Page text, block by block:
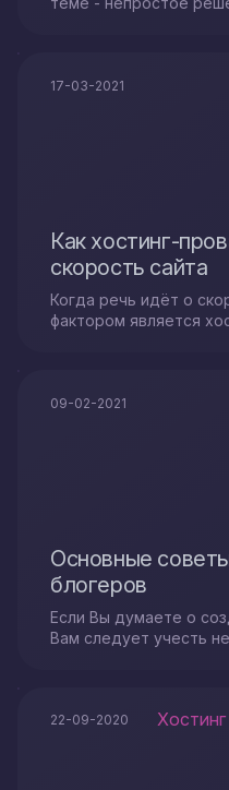
17-03-2021
Как хостинг-
скорость сайта
Когда речь идёт о
фактором является
09-02-2021
Основные
блогеров
Если Вы думаете о
Вам следует учесть
22-09-2020